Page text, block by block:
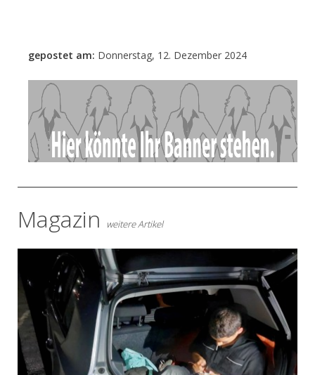
gepostet am: Donnerstag, 12. Dezember 2024
- Anzeige -
Magazin weitere Artikel